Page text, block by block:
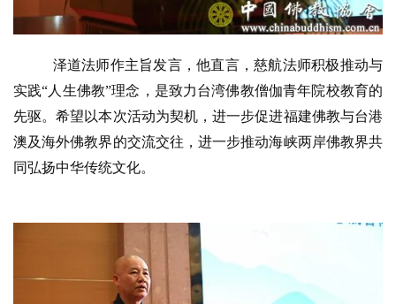
泽道法师作主旨发言，他直言，慈航法师积极推动与
实践“人生佛教”理念，是致力台湾佛教僧伽青年院校教育的
先驱。希望以本次活动为契机，进一步促进福建佛教与台港
澳及海外佛教界的交流交往，进一步推动海峡两岸佛教界共
同弘扬中华传统文化。